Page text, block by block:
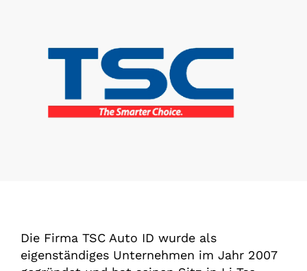
Die Firma TSC Auto ID wurde als
eigenständiges Unternehmen im Jahr 2007